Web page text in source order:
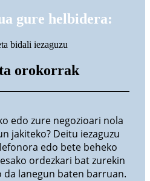
gure helbidera:
bidali iezaguzu
orokorrak
edo zure negozioari nola
jakiteko? Deitu iezaguzu
edo bete beheko
ordezkari bat zurekin
lanegun baten barruan.